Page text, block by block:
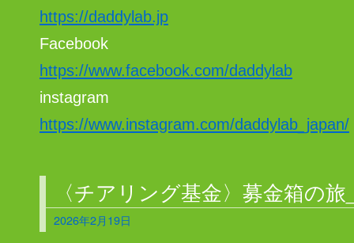
https://daddylab.jp
Facebook
https://www.facebook.com/daddylab
instagram
https://www.instagram.com/daddylab_japan/
〈チアリング基金〉募金箱の旅
2026年2月19日